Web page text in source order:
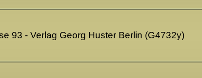
93 - Verlag Georg Huster Berlin (G4732y)